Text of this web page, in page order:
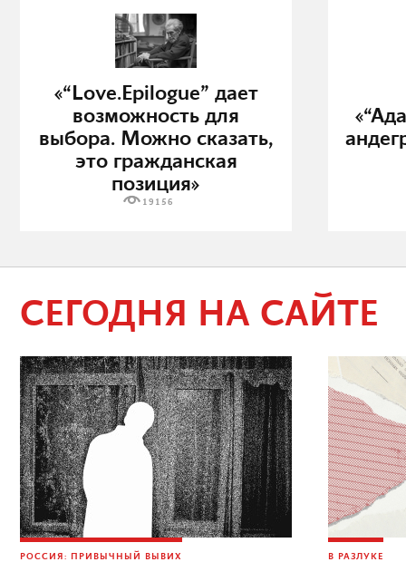
«“Love.Epilogue” дает
возможность для
выбора. Можно сказать,
это гражданская
позиция»
19156
СЕГОДНЯ НА САЙТЕ
РОССИЯ: ПРИВЫЧНЫЙ ВЫВИХ В РАЗЛУКЕ